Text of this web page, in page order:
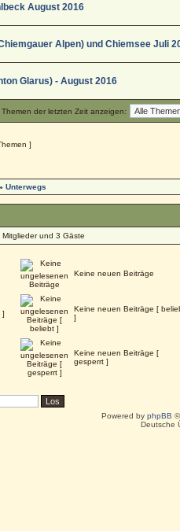
August 2016
Alpen) und Chiemsee Juli
Glarus) - August 2016
Themen der letzten Zeit anzeigen:
]
Unterwegs
und 3 Gäste
Keine neuen Beiträge
]
Keine neuen Beiträge [
]
Keine neuen Beiträge [
gesperrt ]
Powered by phpBB
Deutsche